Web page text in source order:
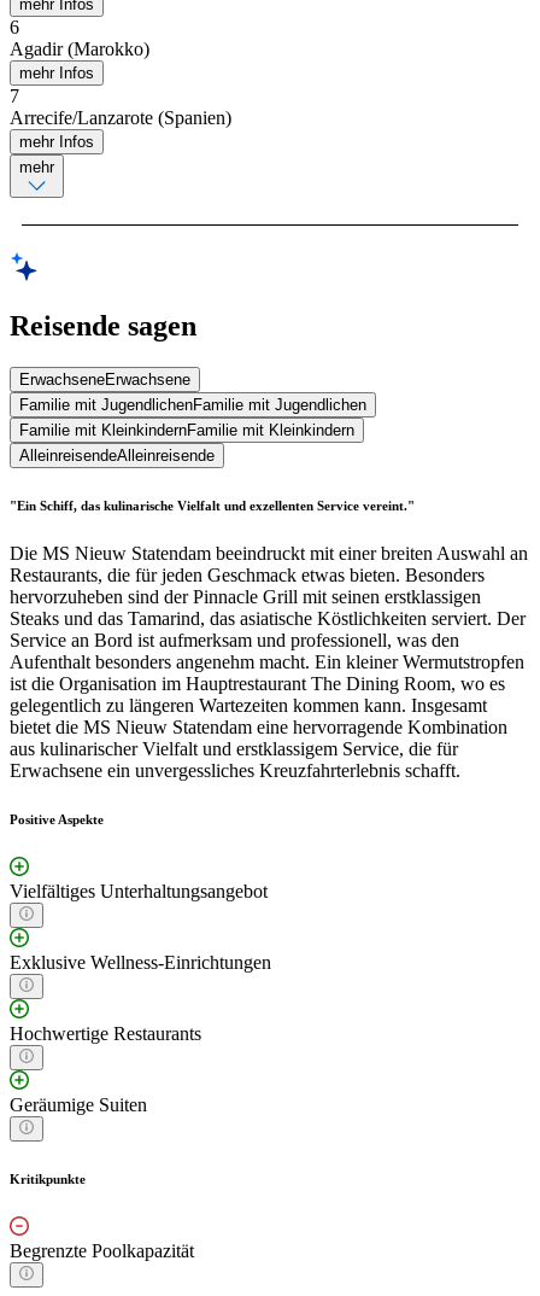
mehr Infos
6
Agadir (Marokko)
mehr Infos
7
Arrecife/Lanzarote (Spanien)
mehr Infos
mehr
Reisende sagen
ErwachseneErwachsene
Familie mit JugendlichenFamilie mit Jugendlichen
Familie mit KleinkindernFamilie mit Kleinkindern
AlleinreisendeAlleinreisende
"Ein Schiff, das kulinarische Vielfalt und exzellenten Service vereint."
Die MS Nieuw Statendam beeindruckt mit einer breiten Auswahl an
Restaurants, die für jeden Geschmack etwas bieten. Besonders
hervorzuheben sind der Pinnacle Grill mit seinen erstklassigen
Steaks und das Tamarind, das asiatische Köstlichkeiten serviert. Der
Service an Bord ist aufmerksam und professionell, was den
Aufenthalt besonders angenehm macht. Ein kleiner Wermutstropfen
ist die Organisation im Hauptrestaurant The Dining Room, wo es
gelegentlich zu längeren Wartezeiten kommen kann. Insgesamt
bietet die MS Nieuw Statendam eine hervorragende Kombination
aus kulinarischer Vielfalt und erstklassigem Service, die für
Erwachsene ein unvergessliches Kreuzfahrterlebnis schafft.
Positive Aspekte
Vielfältiges Unterhaltungsangebot
Exklusive Wellness-Einrichtungen
Hochwertige Restaurants
Geräumige Suiten
Kritikpunkte
Begrenzte Poolkapazität